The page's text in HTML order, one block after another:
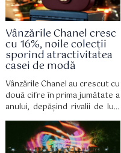
Vânzările Chanel cresc
cu 16%, noile colecții
sporind atractivitatea
casei de modă
Vânzările Chanel au crescut cu
două cifre în prima jumătate a
anului, depășind rivalii de lux,
inclusiv LVMH, deoarece
cumpărătorii bogați au
cheltuit o grămadă de bani pe